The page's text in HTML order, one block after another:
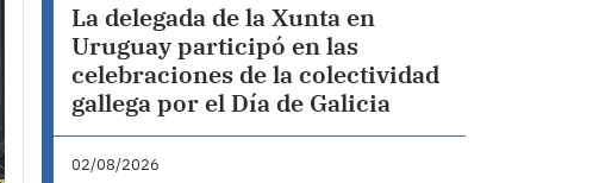
La delegada de la Xunta en
Uruguay participó en las
celebraciones de la colectividad
gallega por el Día de Galicia
02/08/2026